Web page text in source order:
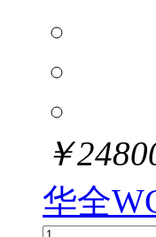
￥
华全